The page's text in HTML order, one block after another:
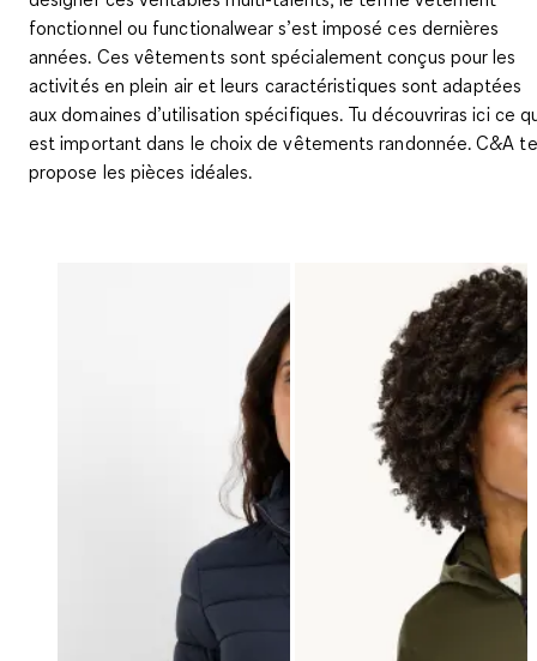
fonctionnel ou functionalwear s’est imposé ces dernières
années. Ces vêtements sont spécialement conçus pour les
activités en plein air et leurs caractéristiques sont adaptées
aux domaines d’utilisation spécifiques. Tu découvriras ici ce
est important dans le choix de vêtements randonnée. C&A te
propose les pièces idéales.